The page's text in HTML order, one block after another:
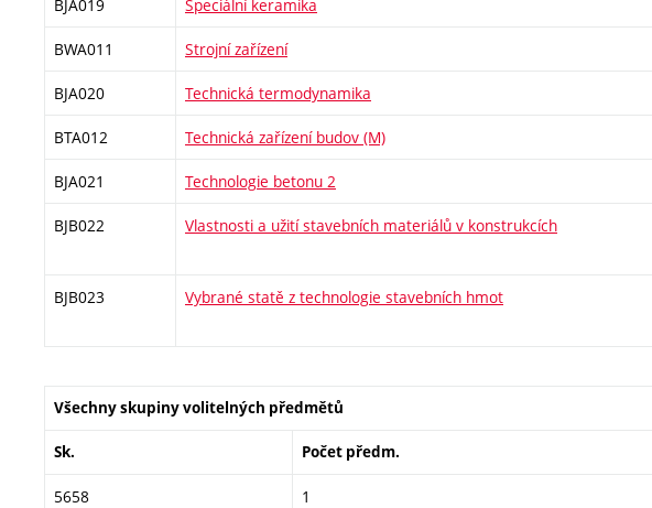
BJA019 Speciální keramika
BWA011 Strojní zařízení
BJA020 Technická termodynamika
BTA012 Technická zařízení budov (M)
BJA021 Technologie betonu 2
BJB022 Vlastnosti a užití stavebních materiálů v konstrukcích
BJB023 Vybrané statě z technologie stavebních hmot
Všechny skupiny volitelných předmětů
Sk. Počet předm.
5658 1